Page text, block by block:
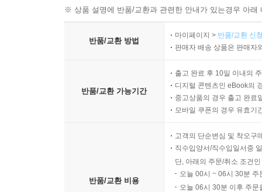
※ 상품 설명에 반품/교환과 관련한 안내가 있는경우 아
반품/교환 방법
마이페이지 > 반품/교환 신
판매자 배송 상품은 판매자
반품/교환 가능기간
출고 완료 후 10일 이내의
디지털 콘텐츠인 eBook의
중고상품의 경우 출고 완료
모바일 쿠폰의 경우 유효기
반품/교환 비용
고객의 단순변심 및 착오구
직수입양서/직수입일서중
단, 아래의 주문/취소 조건
오늘 00시 ~ 06시 30분
오늘 06시 30분 이후 주